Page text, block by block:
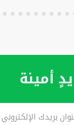
أمينة